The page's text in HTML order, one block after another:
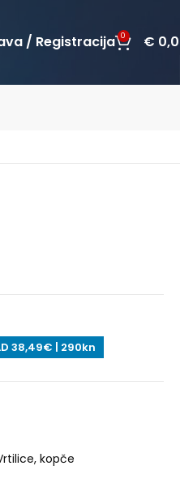
/ Registracija 0 €
38,49€ | 290kn
kopče